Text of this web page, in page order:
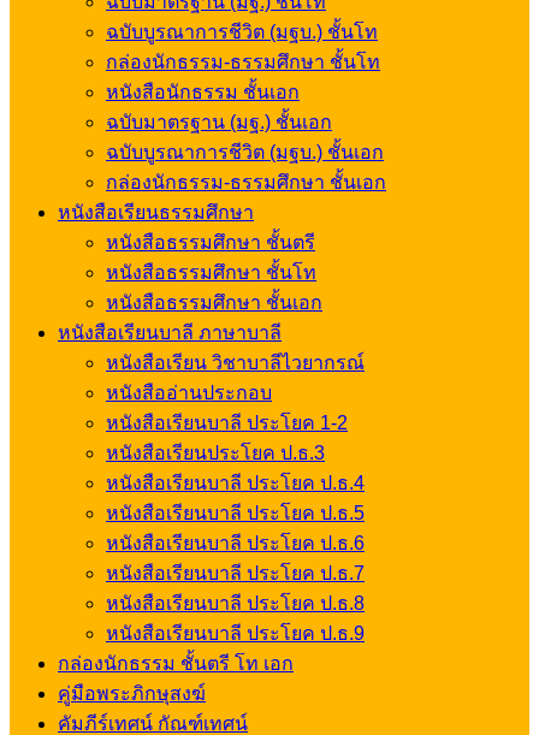
ฉบับบูรณาการชีวิต (มฐบ.) ชั้นโท
กล่องนักธรรม-ธรรมศึกษา ชั้นโท
หนังสือนักธรรม ชั้นเอก
ฉบับมาตรฐาน (มฐ.) ชั้นเอก
ฉบับบูรณาการชีวิต (มฐบ.) ชั้นเอก
กล่องนักธรรม-ธรรมศึกษา ชั้นเอก
หนังสือเรียนธรรมศึกษา
หนังสือธรรมศึกษา ชั้นตรี
หนังสือธรรมศึกษา ชั้นโท
หนังสือธรรมศึกษา ชั้นเอก
หนังสือเรียนบาลี ภาษาบาลี
หนังสือเรียน วิชาบาลีไวยากรณ์
หนังสืออ่านประกอบ
หนังสือเรียนบาลี ประโยค 1-2
หนังสือเรียนประโยค ป.ธ.3
หนังสือเรียนบาลี ประโยค ป.ธ.4
หนังสือเรียนบาลี ประโยค ป.ธ.5
หนังสือเรียนบาลี ประโยค ป.ธ.6
หนังสือเรียนบาลี ประโยค ป.ธ.7
หนังสือเรียนบาลี ประโยค ป.ธ.8
หนังสือเรียนบาลี ประโยค ป.ธ.9
กล่องนักธรรม ชั้นตรี โท เอก
คู่มือพระภิกษุสงฆ์
คัมภีร์เทศน์ กัณฑ์เทศน์